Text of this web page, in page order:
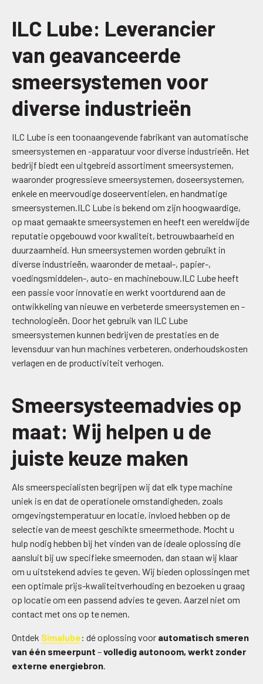
ILC Lube: Leverancier
van geavanceerde
smeersystemen voor
diverse industrieën
ILC Lube is een toonaangevende fabrikant van automatische
smeersystemen en -apparatuur voor diverse industrieën. Het
bedrijf biedt een uitgebreid assortiment smeersystemen,
waaronder progressieve smeersystemen, doseersystemen,
enkele en meervoudige doseerventielen, en handmatige
smeersystemen.ILC Lube is bekend om zijn hoogwaardige,
op maat gemaakte smeersystemen en heeft een wereldwijde
reputatie opgebouwd voor kwaliteit, betrouwbaarheid en
duurzaamheid. Hun smeersystemen worden gebruikt in
diverse industrieën, waaronder de metaal-, papier-,
voedingsmiddelen-, auto- en machinebouw.ILC Lube heeft
een passie voor innovatie en werkt voortdurend aan de
ontwikkeling van nieuwe en verbeterde smeersystemen en -
technologieën. Door het gebruik van ILC Lube
smeersystemen kunnen bedrijven de prestaties en de
levensduur van hun machines verbeteren, onderhoudskosten
verlagen en de productiviteit verhogen.
Smeersysteemadvies op
maat: Wij helpen u de
juiste keuze maken
Als smeerspecialisten begrijpen wij dat elk type machine
uniek is en dat de operationele omstandigheden, zoals
omgevingstemperatuur en locatie, invloed hebben op de
selectie van de meest geschikte smeermethode. Mocht u
hulp nodig hebben bij het vinden van de ideale oplossing die
aansluit bij uw specifieke smeernoden, dan staan wij klaar
om u uitstekend advies te geven. Wij bieden oplossingen met
een optimale prijs-kwaliteitverhouding en bezoeken u graag
op locatie om een passend advies te geven. Aarzel niet om
contact met ons op te nemen.
Ontdek Simalube: dé oplossing voor automatisch smeren
van één smeerpunt –volledig autonoom, werkt zonder
externe energiebron.